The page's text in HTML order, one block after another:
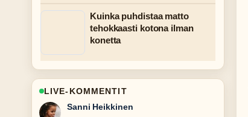
Kuinka puhdistaa matto
tehokkaasti kotona ilman
konetta
LIVE-KOMMENTIT
Mikael Laine